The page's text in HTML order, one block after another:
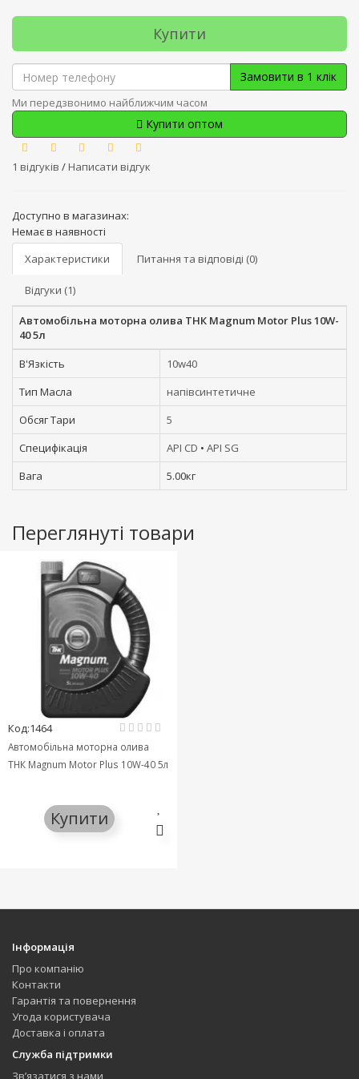
Купити
Замовити в 1 клік
Ми передзвонимо найближчим часом
Купити оптом
1 відгуків / Написати відгук
Доступно в магазинах:
Немає в наявності
Характеристики
Питання та відповіді (0)
Відгуки (1)
Автомобільна моторна олива ТНК Magnum Motor Plus 10W-
40 5л
В'Язкість
10w40
Тип Масла
напівсинтетичне
Обсяг Тари
5
Специфікація
API CD • API SG
Вага
5.00кг
Переглянуті товари
Код:1464
Автомобільна моторна олива
ТНК Magnum Motor Plus 10W-40 5л
Купити
Інформація
Про компанію
Контакти
Гарантія та повернення
Угода користувача
Доставка і оплата
Служба підтримки
Зв’язатися з нами